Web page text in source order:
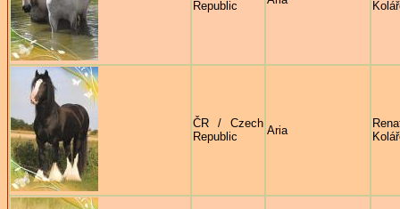
Republic
ČR / Czech
Republic
Aria